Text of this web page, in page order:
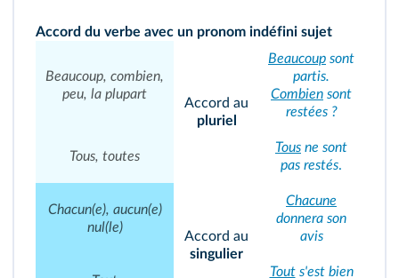
Accord du verbe avec un pronom indéfini sujet
Beaucoup, combien,
peu, la plupart
Accord au
pluriel
Beaucoup sont
partis.
Combien sont
restées ?
Tous, toutes
Tous ne sont
pas restés.
Chacun(e), aucun(e)
nul(le)
Accord au
singulier
Chacune
donnera son
avis
Touts'est bien